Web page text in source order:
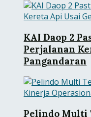
KAI Daop 2
Perjalanan
Pangandaran
Pelindo Multi